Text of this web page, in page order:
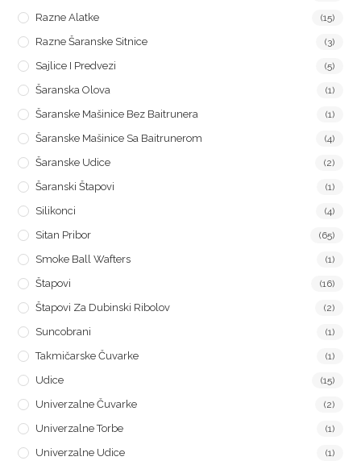
Razne Alatke (15)
Razne Šaranske Sitnice (3)
Sajlice I Predvezi (5)
Šaranska Olova (1)
Šaranske Mašinice Bez Baitrunera (1)
Šaranske Mašinice Sa Baitrunerom (4)
Šaranske Udice (2)
Šaranski Štapovi (1)
Silikonci (4)
Sitan Pribor (65)
Smoke Ball Wafters (1)
Štapovi (16)
Štapovi Za Dubinski Ribolov (2)
Suncobrani (1)
Takmičarske Čuvarke (1)
Udice (15)
Univerzalne Čuvarke (2)
Univerzalne Torbe (1)
Univerzalne Udice (1)